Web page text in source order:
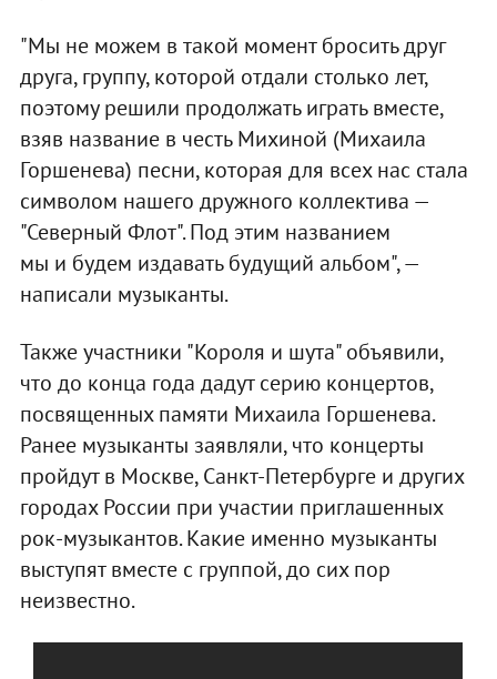
"Мы не можем в такой момент бросить друг
друга, группу, которой отдали столько лет,
поэтому решили продолжать играть вместе,
взяв название в честь Михиной (Михаила
Горшенева) песни, которая для всех нас стала
символом нашего дружного коллектива —
"Северный Флот". Под этим названием
мы и будем издавать будущий альбом", —
написали музыканты.
Также участники "Короля и шута" объявили,
что до конца года дадут серию концертов,
посвященных памяти Михаила Горшенева.
Ранее музыканты заявляли, что концерты
пройдут в Москве, Санкт-Петербурге и других
городах России при участии приглашенных
рок-музыкантов. Какие именно музыканты
выступят вместе с группой, до сих пор
неизвестно.